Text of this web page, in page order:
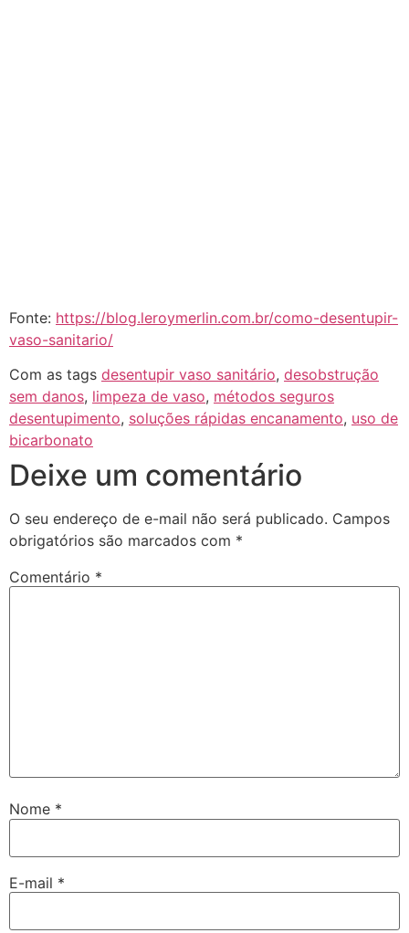
Fonte: https://blog.leroymerlin.com.br/como-desentupir-
vaso-sanitario/
Com as tags desentupir vaso sanitário, desobstrução
sem danos, limpeza de vaso, métodos seguros
desentupimento, soluções rápidas encanamento, uso de
bicarbonato
Deixe um comentário
O seu endereço de e-mail não será publicado. Campos
obrigatórios são marcados com *
Comentário *
Nome *
E-mail *